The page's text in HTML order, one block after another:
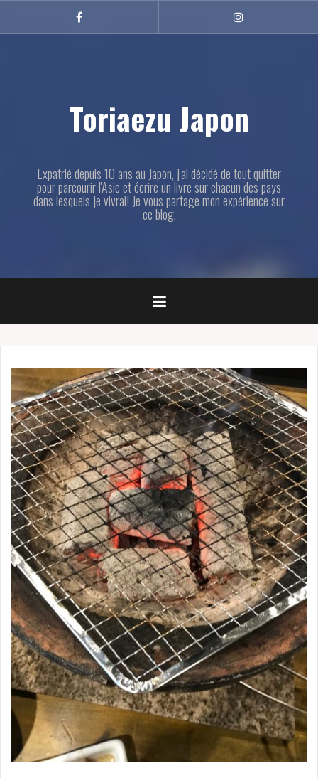
Facebook
Toriaezu Japon
Expatrié depuis 10 ans au Japon, j'ai décidé de tout quitter
pour parcourir l'Asie et écrire un livre sur chacun des pays
dans lesquels je vivrai! Je vous partage mon expérience sur
ce blog.